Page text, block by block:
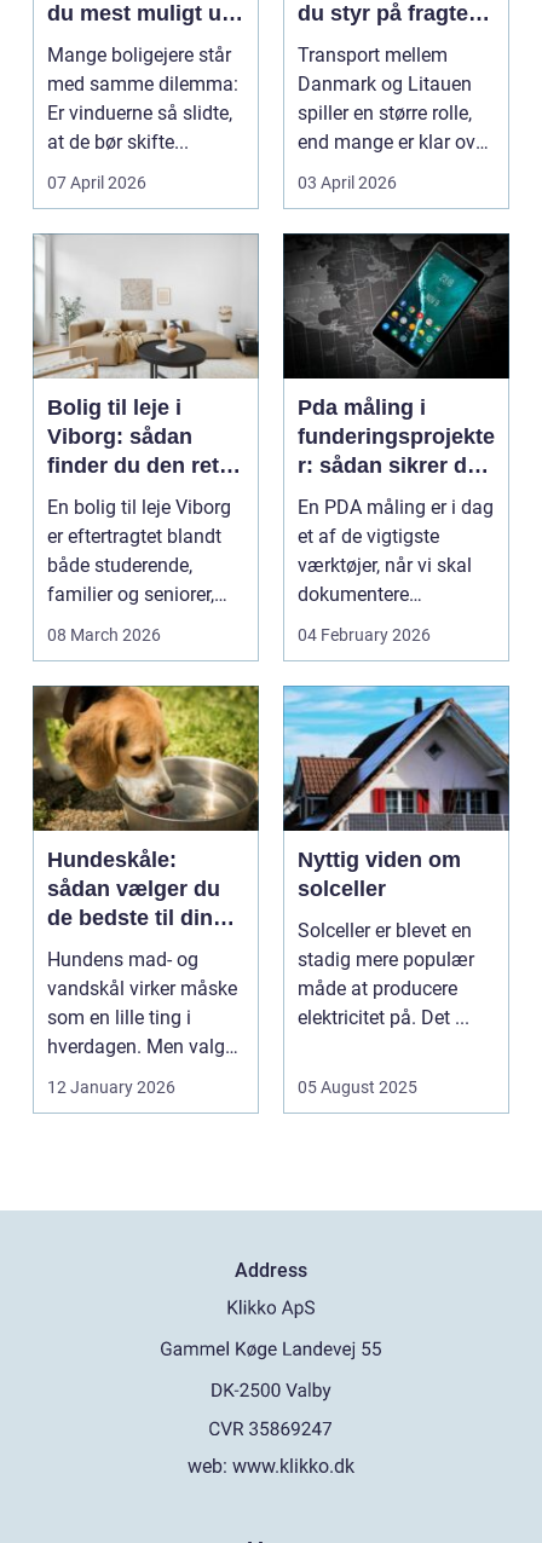
du mest muligt ud
af dine gamle
vinduer
Mange boligejere står
med samme dilemma:
Er vinduerne så slidte,
at de bør skifte...
07 April 2026
du styr på fragten
til baltikum
Transport mellem
Danmark og Litauen
spiller en større rolle,
end mange er klar over.
Litauen er et n...
03 April 2026
Bolig til leje i
Viborg: sådan
finder du den rette
lejlighed
En bolig til leje Viborg
er eftertragtet blandt
både studerende,
familier og seniorer,
fordi b...
08 March 2026
Pda måling i
funderingsprojekte
r: sådan sikrer du
dokumenteret
bæreevne
En PDA måling er i dag
et af de vigtigste
værktøjer, når vi skal
dokumentere
bæreevnen af pæle til
04 February 2026
Hundeskåle:
sådan vælger du
de bedste til din
hund
Hundens mad- og
vandskål virker måske
som en lille ting i
hverdagen. Men valg
af sk&arin...
12 January 2026
Nyttig viden om
solceller
Solceller er blevet en
stadig mere populær
måde at producere
elektricitet på. Det ...
05 August 2025
Address
web: www.klikko.dk